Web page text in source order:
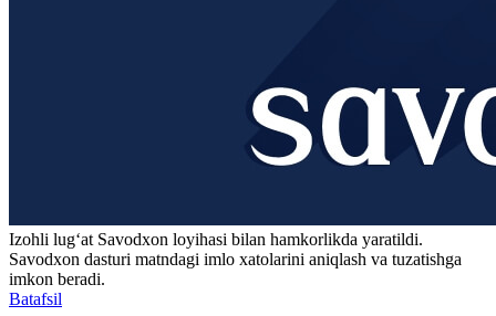
Izohli lugʻat Savodxon loyihasi bilan hamkorlikda yaratildi.
Savodxon dasturi matndagi imlo xatolarini aniqlash va tuzatishga
imkon beradi.
Batafsil